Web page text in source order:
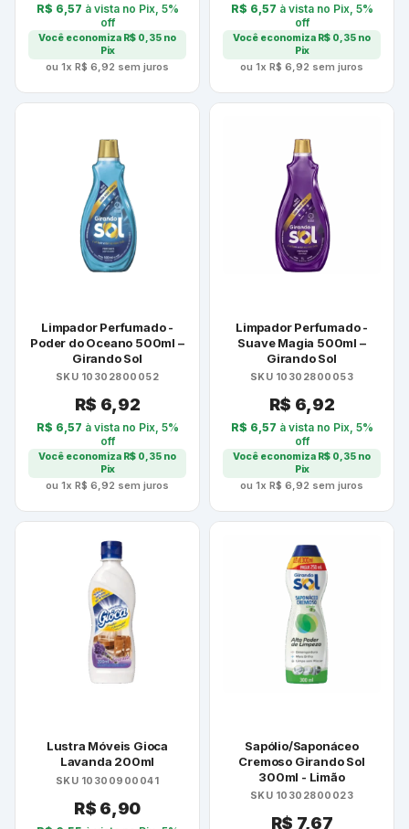
R$ 6,57 à vista no Pix, 5%
off
Você economiza R$ 0,35 no
Pix
ou 1x R$ 6,92 sem juros
R$ 6,57 à vista no Pix, 5%
off
Você economiza R$ 0,35 no
Pix
ou 1x R$ 6,92 sem juros
Limpador Perfumado -
Poder do Oceano 500ml –
Girando Sol
SKU 10302800052
R$ 6,92
R$ 6,57 à vista no Pix, 5%
off
Você economiza R$ 0,35 no
Pix
ou 1x R$ 6,92 sem juros
Limpador Perfumado -
Suave Magia 500ml –
Girando Sol
SKU 10302800053
R$ 6,92
R$ 6,57 à vista no Pix, 5%
off
Você economiza R$ 0,35 no
Pix
ou 1x R$ 6,92 sem juros
Lustra Móveis Gioca
Lavanda 200ml
SKU 10300900041
R$ 6,90
Sapólio/Saponáceo
Cremoso Girando Sol
300ml - Limão
SKU 10302800023
R$ 7,67